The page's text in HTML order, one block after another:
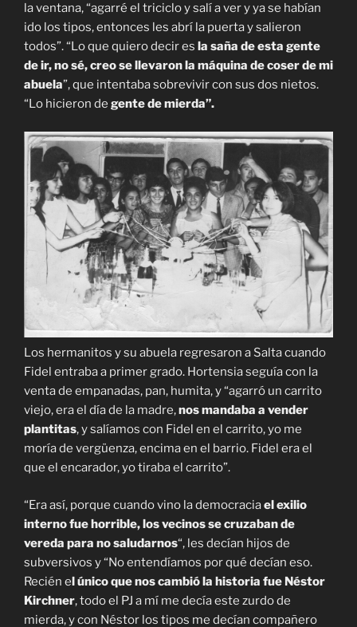
la ventana, “agarré el triciclo y salí a ver y ya se habían
ido los tipos, entonces les abrí la puerta y salieron
todos”. “Lo que quiero decir es la saña de esta gente
de ir, no sé, creo se llevaron la máquina de coser de mi
abuela”, que intentaba sobrevivir con sus dos nietos.
“Lo hicieron de gente de mierda”.
Los hermanitos y su abuela regresaron a Salta cuando
Fidel entraba a primer grado. Hortensia seguía con la
venta de empanadas, pan, humita, y “agarró un carrito
viejo, era el día de la madre,nos mandaba a vender
plantitas, y salíamos con Fidel en el carrito, yo me
moría de vergüenza, encima en el barrio. Fidel era el
que el encarador, yo tiraba el carrito”.
“Era así, porque cuando vino la democraciael exilio
interno fue horrible, los vecinos se cruzaban de
vereda para no saludarnos“, les decían hijos de
subversivos y “No entendíamos por qué decían eso.
Recién el único que nos cambió la historia fue Néstor
Kirchner, todo el PJ a mí me decía este zurdo de
mierda, y con Néstor los tipos me decían compañero